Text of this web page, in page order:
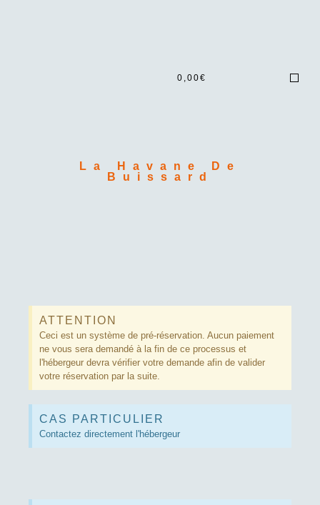
0,00€
La Havane De
Buissard
ATTENTION
Ceci est un système de pré-réservation. Aucun paiement
ne vous sera demandé à la fin de ce processus et
l'hébergeur devra vérifier votre demande afin de valider
votre réservation par la suite.
CAS PARTICULIER
Contactez directement l'hébergeur